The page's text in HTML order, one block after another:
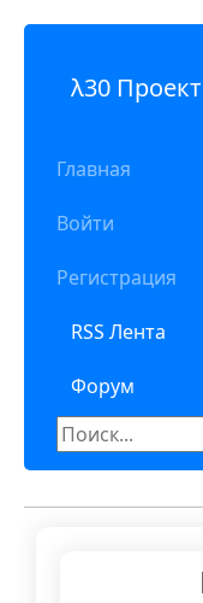
λ30
Главная
Войти
Регистрация
RSS Лента
Форум